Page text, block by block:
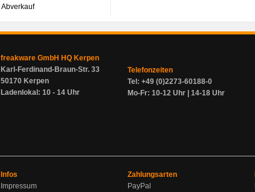
Abverkauf
freakware GmbH HQ Kerpen
Karl-Ferdinand-Braun-Str. 33
50170 Kerpen
Ladenlokal: 10 - 14 Uhr
Telefonzeiten
Tel: +49 (0)2273-60188-0
Mo-Fr: 10-12 Uhr | 14-18 Uhr
Infos
Impressum
Zahlungsarten
PayPal